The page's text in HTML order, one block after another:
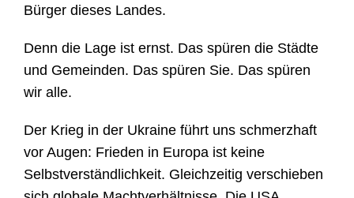
Bürger dieses Landes.
Denn die Lage ist ernst. Das spüren die Städte
und Gemeinden. Das spüren Sie. Das spüren
wir alle.
Der Krieg in der Ukraine führt uns schmerzhaft
vor Augen: Frieden in Europa ist keine
Selbstverständlichkeit. Gleichzeitig verschieben